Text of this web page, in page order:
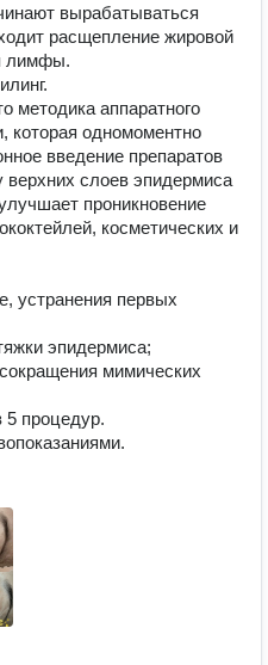
вырабатываться
расщепление жировой
лимфы.
методика аппаратного
которая одномоментно
введение препаратов
слоев эпидермиса
проникновение
косметических и
устранения первых
эпидермиса;
мимических
5 процедур.